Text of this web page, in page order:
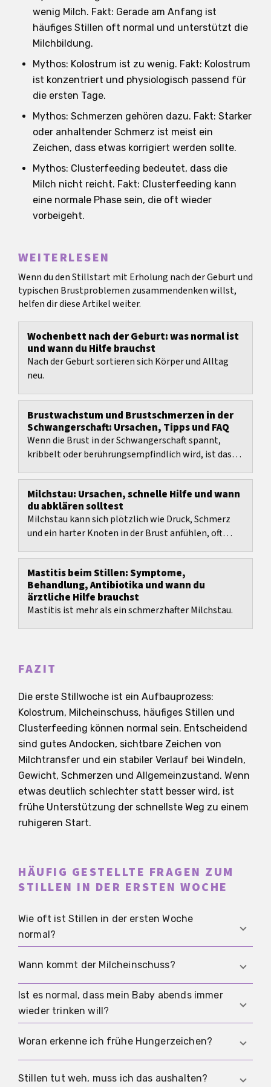
wenig Milch. Fakt: Gerade am Anfang ist
häufiges Stillen oft normal und unterstützt die
Milchbildung.
Mythos: Kolostrum ist zu wenig. Fakt: Kolostrum
ist konzentriert und physiologisch passend für
die ersten Tage.
Mythos: Schmerzen gehören dazu. Fakt: Starker
oder anhaltender Schmerz ist meist ein
Zeichen, dass etwas korrigiert werden sollte.
Mythos: Clusterfeeding bedeutet, dass die
Milch nicht reicht. Fakt: Clusterfeeding kann
eine normale Phase sein, die oft wieder
vorbeigeht.
WEITERLESEN
Wenn du den Stillstart mit Erholung nach der Geburt und
typischen Brustproblemen zusammendenken willst,
helfen dir diese Artikel weiter.
Wochenbett nach der Geburt: was normal ist
und wann du Hilfe brauchst
Nach der Geburt sortieren sich Körper und Alltag
neu.
Brustwachstum und Brustschmerzen in der
Schwangerschaft: Ursachen, Tipps und FAQ
Wenn die Brust in der Schwangerschaft spannt,
kribbelt oder berührungsempfindlich wird, ist das
Milchstau: Ursachen, schnelle Hilfe und wann
du abklären solltest
Milchstau kann sich plötzlich wie Druck, Schmerz
und ein harter Knoten in der Brust anfühlen, oft
Mastitis beim Stillen: Symptome,
Behandlung, Antibiotika und wann du
ärztliche Hilfe brauchst
Mastitis ist mehr als ein schmerzhafter Milchstau.
FAZIT
Die erste Stillwoche ist ein Aufbauprozess:
Kolostrum, Milcheinschuss, häufiges Stillen und
Clusterfeeding können normal sein. Entscheidend
sind gutes Andocken, sichtbare Zeichen von
Milchtransfer und ein stabiler Verlauf bei Windeln,
Gewicht, Schmerzen und Allgemeinzustand. Wenn
etwas deutlich schlechter statt besser wird, ist
frühe Unterstützung der schnellste Weg zu einem
ruhigeren Start.
HÄUFIG GESTELLTE FRAGEN ZUM
STILLEN IN DER ERSTEN WOCHE
Wie oft ist Stillen in der ersten Woche
normal?
Sehr häufiges Stillen ist in der ersten Woche
in der Nacht, weil sich Milchbildung und Bedarf
erst einpendeln.
Wann kommt der Milcheinschuss?
Der Milcheinschuss beginnt häufig zwischen
dem zweiten und vierten Tag, manchmal etwas
Spannungsgefühl zeigen, muss aber nicht immer
deutlich spürbar sein.
Ist es normal, dass mein Baby abends immer
wieder trinken will?
Ja, das kann Clusterfeeding sein, eine häufig
anstrengend sein kann, aber oft wieder
Woran erkenne ich frühe Hungerzeichen?
Frühe Zeichen sind Suchbewegungen, Hand zum
Stillen tut weh, muss ich das aushalten?